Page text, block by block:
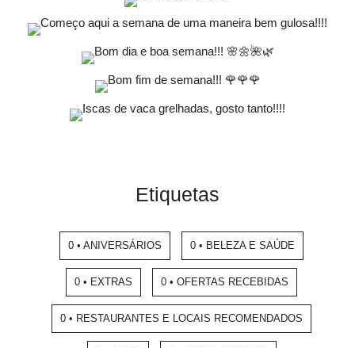
Etiquetas
0 • ANIVERSÁRIOS 0 • BELEZA E SAÚDE
0 • EXTRAS 0 • OFERTAS RECEBIDAS
0 • RESTAURANTES E LOCAIS RECOMENDADOS